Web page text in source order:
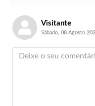
Visitante
Sábado, 08 Agosto